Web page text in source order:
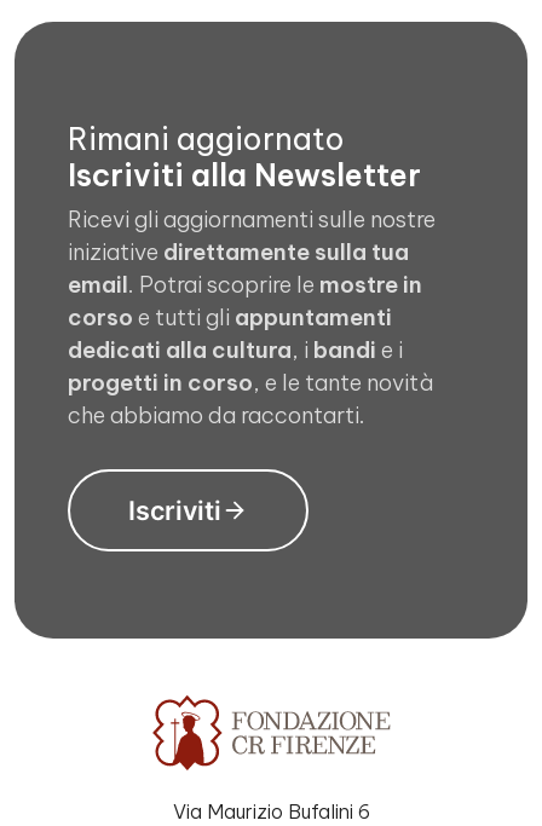
Rimani aggiornato
Iscriviti alla Newsletter
Ricevi gli aggiornamenti sulle nostre
iniziative direttamente sulla tua
email. Potrai scoprire le mostre in
corso e tutti gli appuntamenti
dedicati alla cultura, i bandi e i
progetti in corso, e le tante novità
che abbiamo da raccontarti.
Iscriviti
Via Maurizio Bufalini 6